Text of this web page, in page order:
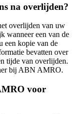
na overlijden?
overlijden van uw
wanneer een van de
een kopie van de
bevatten over
tijde van overlijden.
bij ABN AMRO.
voor